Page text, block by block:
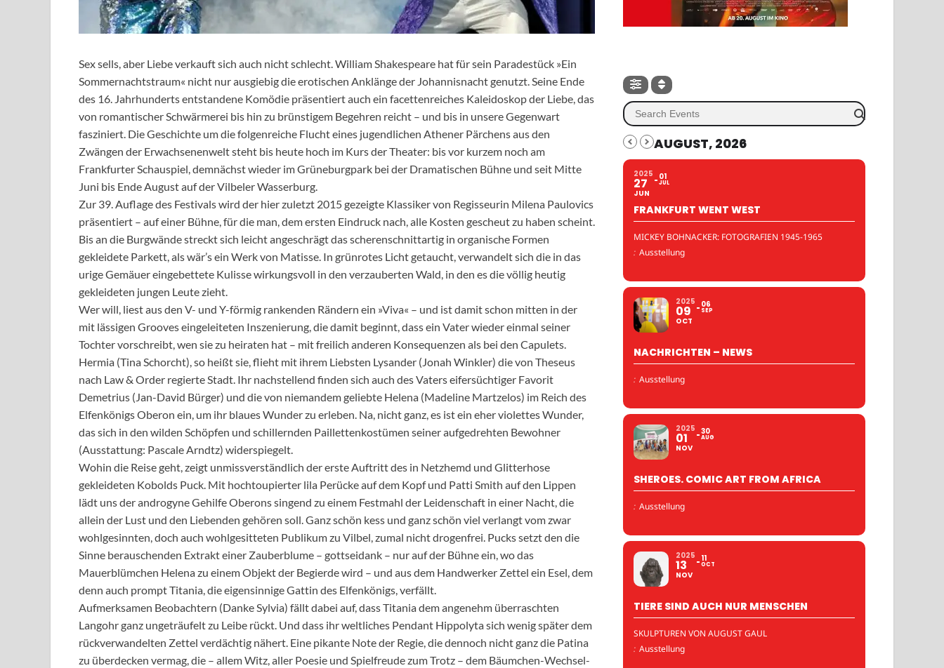
Sex sells, aber Liebe verkauft sich auch nicht schlecht. William Shakespeare hat für sein Paradestück »Ein
Sommernachtstraum« nicht nur ausgiebig die erotischen Anklänge der Johannisnacht genutzt. Seine Ende
des 16. Jahrhunderts entstandene Komödie präsentiert auch ein facettenreiches Kaleidoskop der Liebe, das
von romantischer Schwärmerei bis hin zu brünstigem Begehren reicht – und bis in unsere Gegenwart
fasziniert. Die Geschichte um die folgenreiche Flucht eines jugendlichen Athener Pärchens aus den
Zwängen der Erwachsenenwelt steht bis heute hoch im Kurs der Theater: bis vor kurzem noch am
Frankfurter Schauspiel, demnächst wieder im Grüneburgpark bei der Dramatischen Bühne und seit Mitte
Juni bis Ende August auf der Vilbeler Wasserburg.
Zur 39. Auflage des Festivals wird der hier zuletzt 2015 gezeigte Klassiker von Regisseurin Milena Paulovics
präsentiert – auf einer Bühne, für die man, dem ersten Eindruck nach, alle Kosten gescheut zu haben scheint.
Bis an die Burgwände streckt sich leicht angeschrägt das scherenschnittartig in organische Formen
gekleidete Parkett, als wär’s ein Werk von Matisse. In grünrotes Licht getaucht, verwandelt sich die in das
urige Gemäuer eingebettete Kulisse wirkungsvoll in den verzauberten Wald, in den es die völlig heutig
gekleideten jungen Leute zieht.
Wer will, liest aus den V- und Y-förmig rankenden Rändern ein »Viva« – und ist damit schon mitten in der
mit lässigen Grooves eingeleiteten Inszenierung, die damit beginnt, dass ein Vater wieder einmal seiner
Tochter vorschreibt, wen sie zu heiraten hat – mit freilich anderen Konsequenzen als bei den Capulets.
Hermia (Tina Schorcht), so heißt sie, flieht mit ihrem Liebsten Lysander (Jonah Winkler) die von Theseus
nach Law & Order regierte Stadt. Ihr nachstellend finden sich auch des Vaters eifersüchtiger Favorit
Demetrius (Jan-David Bürger) und die von niemandem geliebte Helena (Madeline Martzelos) im Reich des
Elfenkönigs Oberon ein, um ihr blaues Wunder zu erleben. Na, nicht ganz, es ist ein eher violettes Wunder,
das sich in den wilden Schöpfen und schillernden Paillettenkostümen seiner aufgedrehten Bewohner
(Ausstattung: Pascale Arndtz) widerspiegelt.
Wohin die Reise geht, zeigt unmissverständlich der erste Auftritt des in Netzhemd und Glitterhose
gekleideten Kobolds Puck. Mit hochtoupierter lila Perücke auf dem Kopf und Patti Smith auf den Lippen
lädt uns der androgyne Gehilfe Oberons singend zu einem Festmahl der Leidenschaft in einer Nacht, die
allein der Lust und den Liebenden gehören soll. Ganz schön kess und ganz schön viel verlangt vom zwar
wohlgesinnten, doch auch wohlgesitteten Publikum zu Vilbel, zumal nicht drogenfrei. Pucks setzt den die
Sinne berauschenden Extrakt einer Zauberblume – gottseidank – nur auf der Bühne ein, wo das
Mauerblümchen Helena zu einem Objekt der Begierde wird – und aus dem Handwerker Zettel ein Esel, dem
denn auch prompt Titania, die eigensinnige Gattin des Elfenkönigs, verfällt.
Aufmerksamen Beobachtern (Danke Sylvia) fällt dabei auf, dass Titania dem angenehm überraschten
Langohr ganz ungeträufelt zu Leibe rückt. Und dass ihr weltliches Pendant Hippolyta sich wenig später dem
rückverwandelten Zettel verdächtig nähert. Eine pikante Note der Regie, die dennoch nicht ganz die Patina
zu überdecken vermag, die – allem Witz, aller Poesie und Spielfreude zum Trotz – dem Bäumchen-Wechsel-
AUGUST, 2026
2025
27
JUN
01
JUL
FRANKFURT WENT WEST
MICKEY BOHNACKER: FOTOGRAFIEN 1945-1965
: Ausstellung
2025
09
OCT
06
SEP
NACHRICHTEN – NEWS
: Ausstellung
2025
01
NOV
30
AUG
SHEROES. COMIC ART FROM AFRICA
: Ausstellung
2025
13
NOV
11
OCT
TIERE SIND AUCH NUR MENSCHEN
SKULPTUREN VON AUGUST GAUL
: Ausstellung